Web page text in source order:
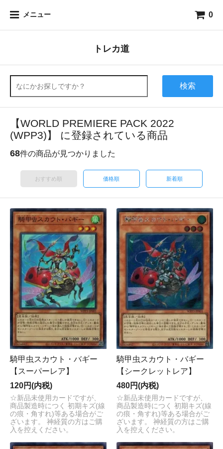
メニュー 0
トレカ道
検索
【WORLD PREMIERE PACK 2022
(WPP3)】 に登録されている商品
68件の商品が見つかりました
おすすめ順 価格順 新着順
騎甲虫スカウト・バギー
【スーパーレア】
120円(内税)
☆新品未使用カードですが、
商品製造時につく 初期キズ(線
の痕・角すれ)等ある場合がご
ざいます。 神経質の方はご購
入を控えください。
騎甲虫スカウト・バギー
【シークレットレア】
480円(内税)
☆新品未使用カードですが、
商品製造時につく 初期キズ(線
の痕・角すれ)等ある場合がご
ざいます。 神経質の方はご購
入を控えください。